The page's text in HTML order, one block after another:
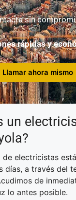
sin
rápidas y
Llamar ahora mismo
un
de electricistas
días, a través del
de
lo antes posible.​